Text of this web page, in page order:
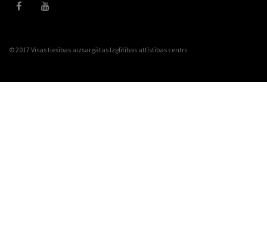
© 2017 Visas tiesības aizsargātas Izglītības attīstības centrs